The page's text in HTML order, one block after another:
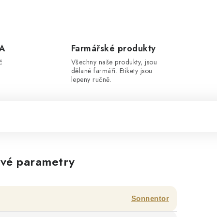
Farmářské produkty
Všechny naše produkty, jsou
dělané farmáři. Etikety jsou
lepeny ručně.
parametry
Sonnentor